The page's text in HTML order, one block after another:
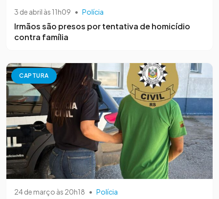
3 de abril às 11h09 • Polícia
Irmãos são presos por tentativa de homicídio
contra família
CAPTURA
24 de março às 20h18 • Polícia